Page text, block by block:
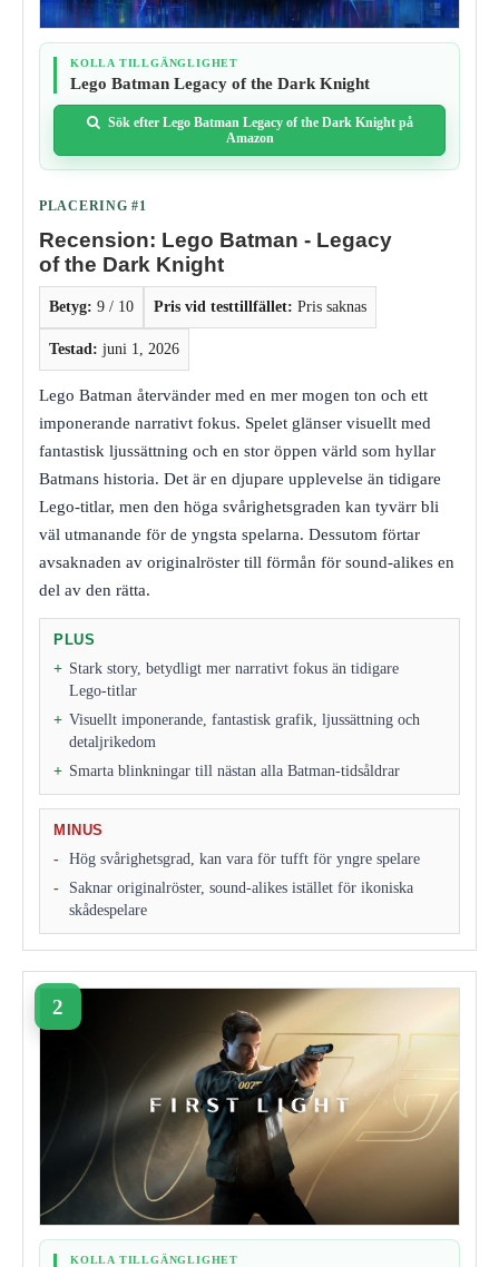
KOLLA TILLGÄNGLIGHET
Lego Batman Legacy of the Dark Knight
Sök efter Lego Batman Legacy of the Dark Knight på
Amazon
PLACERING #1
Recension: Lego Batman - Legacy
of the Dark Knight
Betyg: 9 / 10 Pris vid testtillfället: Pris saknas
Testad: juni 1, 2026
Lego Batman återvänder med en mer mogen ton och ett
imponerande narrativt fokus. Spelet glänser visuellt med
fantastisk ljussättning och en stor öppen värld som hyllar
Batmans historia. Det är en djupare upplevelse än tidigare
Lego-titlar, men den höga svårighetsgraden kan tyvärr bli
väl utmanande för de yngsta spelarna. Dessutom förtar
avsaknaden av originalröster till förmån för sound-alikes en
del av den rätta.
PLUS
Stark story, betydligt mer narrativt fokus än tidigare
Lego‑titlar
Visuellt imponerande, fantastisk grafik, ljussättning och
detaljrikedom
Smarta blinkningar till nästan alla Batman‑tidsåldrar
MINUS
Hög svårighetsgrad, kan vara för tufft för yngre spelare
Saknar originalröster, sound‑alikes istället för ikoniska
skådespelare
KOLLA TILLGÄNGLIGHET